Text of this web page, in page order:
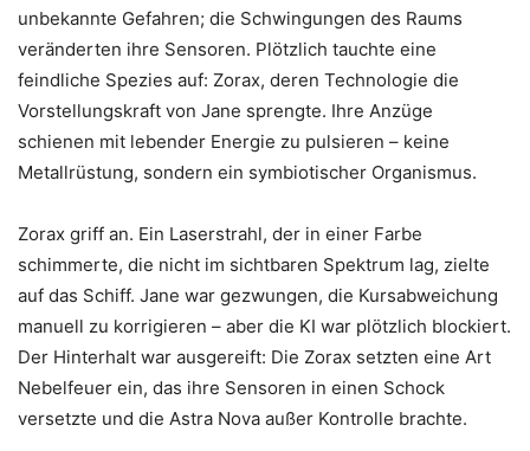
unbekannte Gefahren; die Schwingungen des Raums
veränderten ihre Sensoren. Plötzlich tauchte eine
feindliche Spezies auf: Zorax, deren Technologie die
Vorstellungskraft von Jane sprengte. Ihre Anzüge
schienen mit lebender Energie zu pulsieren – keine
Metallrüstung, sondern ein symbiotischer Organismus.
Zorax griff an. Ein Laserstrahl, der in einer Farbe
schimmerte, die nicht im sichtbaren Spektrum lag, zielte
auf das Schiff. Jane war gezwungen, die Kursabweichung
manuell zu korrigieren – aber die KI war plötzlich blockiert.
Der Hinterhalt war ausgereift: Die Zorax setzten eine Art
Nebelfeuer ein, das ihre Sensoren in einen Schock
versetzte und die Astra Nova außer Kontrolle brachte.